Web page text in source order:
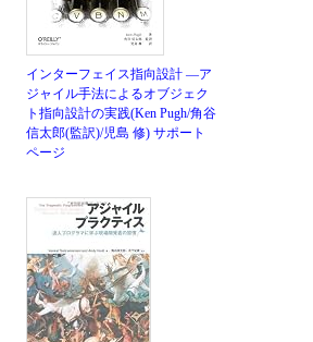
インターフェイス指向設計 ―ア
ジャイル手法によるオブジェク
ト指向設計の実践(Ken Pugh/角谷
信太郎(監訳)/児島 修) サポート
ページ